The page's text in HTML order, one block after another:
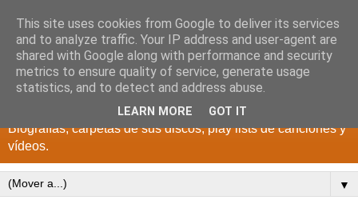
DISCOS PARA EL
RECUERDO
CANTANTES Y GRUPOS DE LOS AÑOS 1950 a 2022.
Biografías, carpetas de sus discos, play lists de canciones y
vídeos.
▼
This site uses cookies from Google to deliver its services
and to analyze traffic. Your IP address and user-agent are
shared with Google along with performance and security
metrics to ensure quality of service, generate usage
statistics, and to detect and address abuse.
LEARN MORE GOT IT